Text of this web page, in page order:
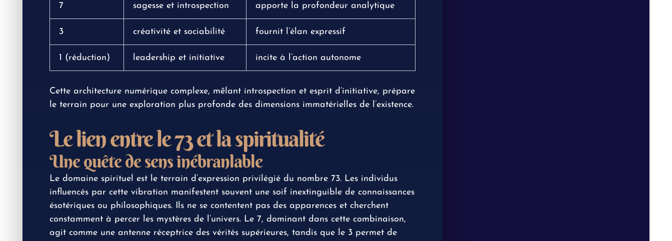
7 sagesse et introspection apporte la profondeur analytique
3 créativité et sociabilité fournit l’élan expressif
1 (réduction) leadership et initiative incite à l’action autonome
Cette architecture numérique complexe, mêlant introspection et esprit d’initiative, prépare
le terrain pour une exploration plus profonde des dimensions immatérielles de l’existence.
Le lien entre le 73 et la spiritualité
Une quête de sens inébranlable
Le domaine spirituel est le terrain d’expression privilégié du nombre 73. Les individus
influencés par cette vibration manifestent souvent une soif inextinguible de connaissances
ésotériques ou philosophiques. Ils ne se contentent pas des apparences et cherchent
constamment à percer les mystères de l’univers. Le 7, dominant dans cette combinaison,
agit comme une antenne réceptrice des vérités supérieures, tandis que le 3 permet de